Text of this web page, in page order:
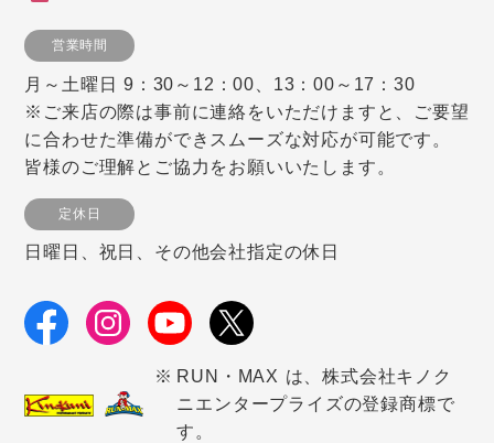
営業時間
月～土曜日 9：30～12：00、13：00～17：30
※ご来店の際は事前に連絡をいただけますと、ご要望
に合わせた準備ができスムーズな対応が可能です。
皆様のご理解とご協力をお願いいたします。
定休日
日曜日、祝日、その他会社指定の休日
RUN・MAX は、株式会社キノク
ニエンタープライズの登録商標で
す。